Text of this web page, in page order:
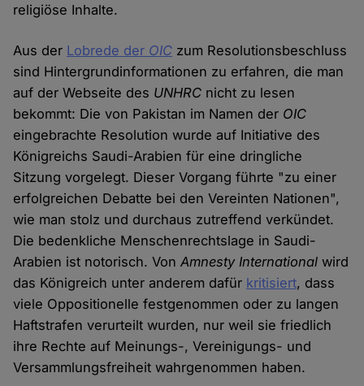
religiöse Inhalte.
Aus der Lobrede der OIC zum Resolutionsbeschluss
sind Hintergrundinformationen zu erfahren, die man
auf der Webseite des UNHRC nicht zu lesen
bekommt: Die von Pakistan im Namen der OIC
eingebrachte Resolution wurde auf Initiative des
Königreichs Saudi-Arabien für eine dringliche
Sitzung vorgelegt. Dieser Vorgang führte "zu einer
erfolgreichen Debatte bei den Vereinten Nationen",
wie man stolz und durchaus zutreffend verkündet.
Die bedenkliche Menschenrechtslage in Saudi-
Arabien ist notorisch. VonAmnesty International wird
das Königreich unter anderem dafür kritisiert, dass
viele Oppositionelle festgenommen oder zu langen
Haftstrafen verurteilt wurden, nur weil sie friedlich
ihre Rechte auf Meinungs-, Vereinigungs- und
Versammlungsfreiheit wahrgenommen haben.